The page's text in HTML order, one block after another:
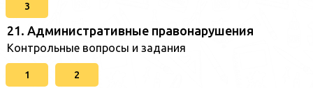
3
21. Административные правонарушения
Контрольные вопросы и задания
1 2